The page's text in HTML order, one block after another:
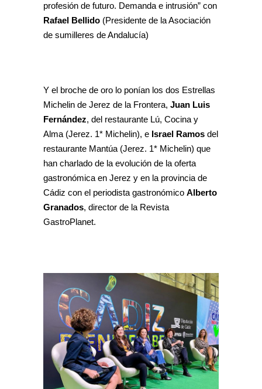
profesión de futuro. Demanda e intrusión” con
Rafael Bellido (Presidente de la Asociación
de sumilleres de Andalucía)
Y el broche de oro lo ponían los dos Estrellas
Michelin de Jerez de la Frontera, Juan Luis
Fernández, del restaurante Lú, Cocina y
Alma (Jerez. 1* Michelin), e Israel Ramos del
restaurante Mantúa (Jerez. 1* Michelin) que
han charlado de la evolución de la oferta
gastronómica en Jerez y en la provincia de
Cádiz con el periodista gastronómico Alberto
Granados, director de la Revista
GastroPlanet.